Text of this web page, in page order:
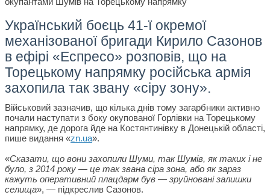
Український боєць 41-ї окремої
механізованої бригади Кирило Сазонов
в ефірі «Еспресо» розповів, що на
Торецькому напрямку російська армія
захопила так звану «сіру зону».
Військовий зазначив, що кілька днів тому загарбники активно
почали наступати з боку окупованої Горлівки на Торецькому
напрямку, де дорога йде на Костянтинівку в Донецькій області,
пише видання «zn.ua».
«Сказати, що вони захопили Шуми, так Шумів, як таких і не
було, з 2014 року — це так звана сіра зона, або як зараз
кажуть оперативний плацдарм був — зруйновані залишки
селища», — підкреслив Сазонов.